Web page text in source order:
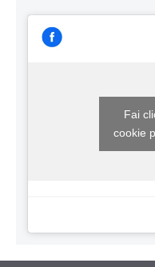
Fai
cookie